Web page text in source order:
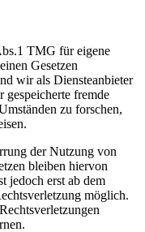
TMG für eigene
Gesetzen
wir als Diensteanbieter
fremde
zu forschen,
der Nutzung von
bleiben hiervon
jedoch erst ab dem
möglich.